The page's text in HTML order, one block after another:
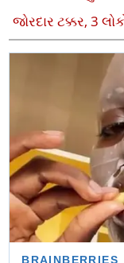
જોરદાર ટક્કર, 3